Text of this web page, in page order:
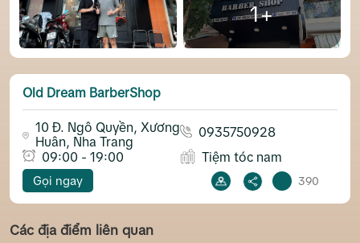
1+
Old Dream BarberShop
10 Đ. Ngô Quyền, Xương
Huân, Nha Trang
0935750928
09:00 - 19:00
Tiệm tóc nam
Gọi ngay 390
Các địa điểm liên quan